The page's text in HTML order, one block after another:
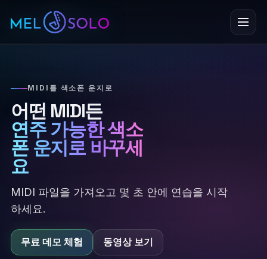
메뉴
MIDI를 색소폰 운지로
어떤 MIDI든
연주 가능한 색소
폰 운지로 바꾸세
요
MIDI 파일을 가져오고 몇 초 안에 연습을 시작
하세요.
무료 데모 체험 동영상 보기